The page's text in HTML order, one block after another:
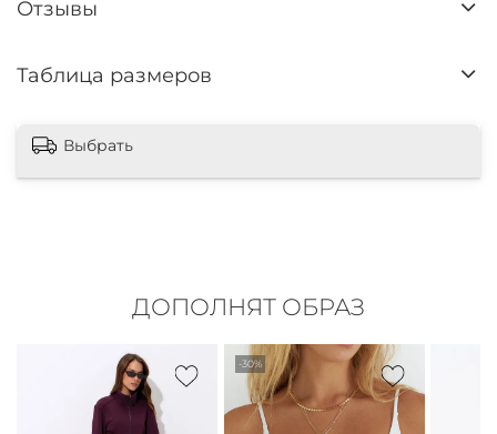
Отзывы
Таблица размеров
Выбрать
ДОПОЛНЯТ ОБРАЗ
-30%